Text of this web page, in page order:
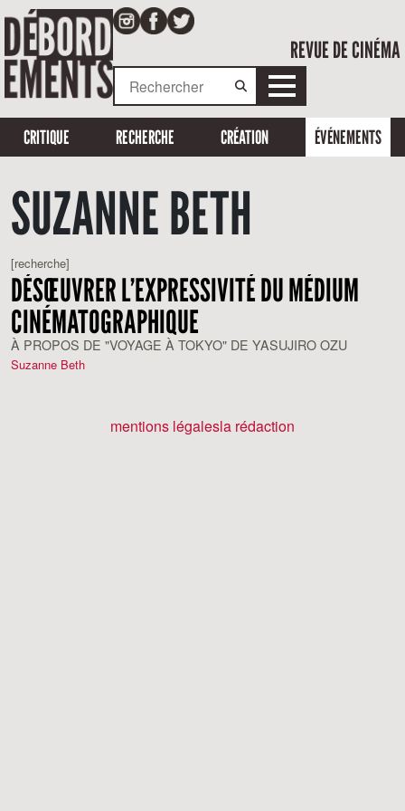
REVUE DE CINÉMA
CRITIQUE RECHERCHE CRÉATION ÉVÉNEMENTS
SUZANNE BETH
[recherche]
DÉSŒUVRER L’EXPRESSIVITÉ DU MÉDIUM
CINÉMATOGRAPHIQUE
À PROPOS DE "VOYAGE À TOKYO" DE YASUJIRO OZU
Suzanne Beth
mentions légalesla rédaction